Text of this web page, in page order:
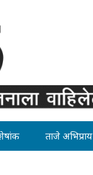
ताजे अभिप्राय